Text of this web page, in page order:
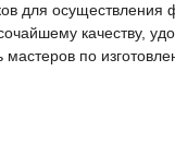
для осуществления
качеству,
по